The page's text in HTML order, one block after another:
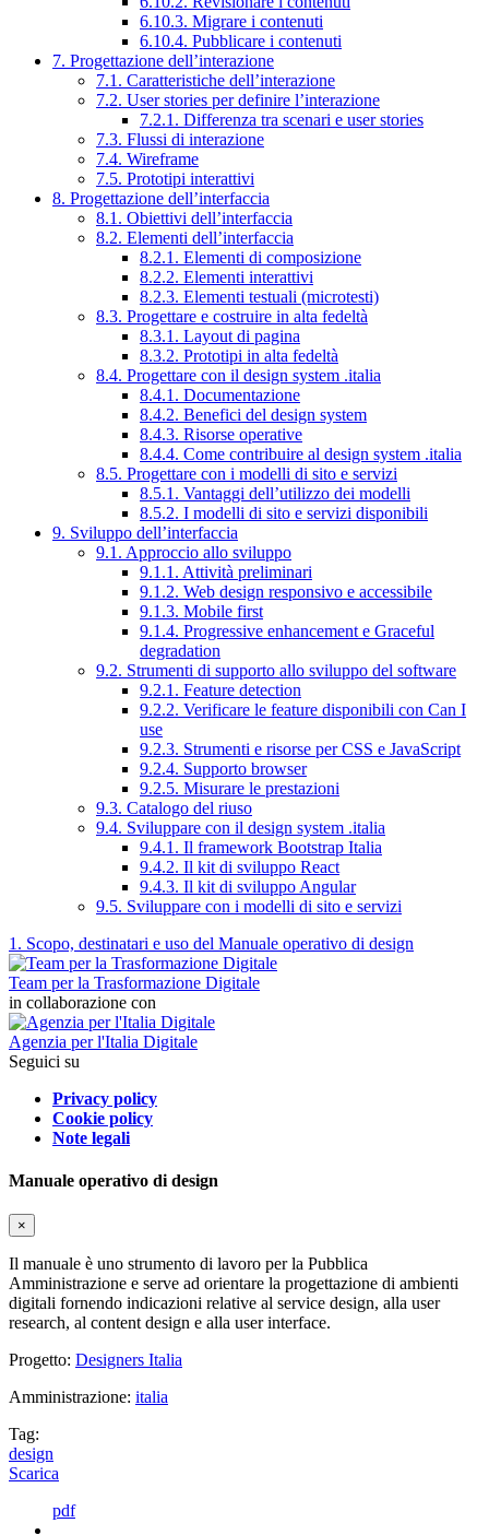
6.10.3. Migrare i contenuti
6.10.4. Pubblicare i contenuti
7. Progettazione dell’interazione
7.1. Caratteristiche dell’interazione
7.2. User stories per definire l’interazione
7.2.1. Differenza tra scenari e user stories
7.3. Flussi di interazione
7.4. Wireframe
7.5. Prototipi interattivi
8. Progettazione dell’interfaccia
8.1. Obiettivi dell’interfaccia
8.2. Elementi dell’interfaccia
8.2.1. Elementi di composizione
8.2.2. Elementi interattivi
8.2.3. Elementi testuali (microtesti)
8.3. Progettare e costruire in alta fedeltà
8.3.1. Layout di pagina
8.3.2. Prototipi in alta fedeltà
8.4. Progettare con il design system .italia
8.4.1. Documentazione
8.4.2. Benefici del design system
8.4.3. Risorse operative
8.4.4. Come contribuire al design system .italia
8.5. Progettare con i modelli di sito e servizi
8.5.1. Vantaggi dell’utilizzo dei modelli
8.5.2. I modelli di sito e servizi disponibili
9. Sviluppo dell’interfaccia
9.1. Approccio allo sviluppo
9.1.1. Attività preliminari
9.1.2. Web design responsivo e accessibile
9.1.3. Mobile first
9.1.4. Progressive enhancement e Graceful
degradation
9.2. Strumenti di supporto allo sviluppo del software
9.2.1. Feature detection
9.2.2. Verificare le feature disponibili con Can I
use
9.2.3. Strumenti e risorse per CSS e JavaScript
9.2.4. Supporto browser
9.2.5. Misurare le prestazioni
9.3. Catalogo del riuso
9.4. Sviluppare con il design system .italia
9.4.1. Il framework Bootstrap Italia
9.4.2. Il kit di sviluppo React
9.4.3. Il kit di sviluppo Angular
9.5. Sviluppare con i modelli di sito e servizi
1. Scopo, destinatari e uso del Manuale operativo di design
Team per la Trasformazione Digitale
in collaborazione con
Agenzia per l'Italia Digitale
Seguici su
Privacy policy
Cookie policy
Note legali
Manuale operativo di design
×
Il manuale è uno strumento di lavoro per la Pubblica
Amministrazione e serve ad orientare la progettazione di ambienti
digitali fornendo indicazioni relative al service design, alla user
research, al content design e alla user interface.
Progetto: Designers Italia
Amministrazione: italia
Tag:
design
Scarica
pdf